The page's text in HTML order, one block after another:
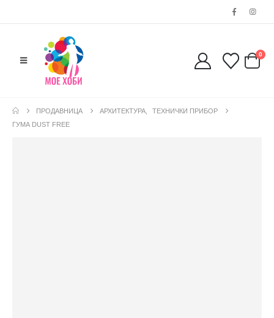
0
ПРОДАВНИЦА АРХИТЕКТУРА
ТЕХНИЧКИ ПРИБОР
ГУМА DUST FREE